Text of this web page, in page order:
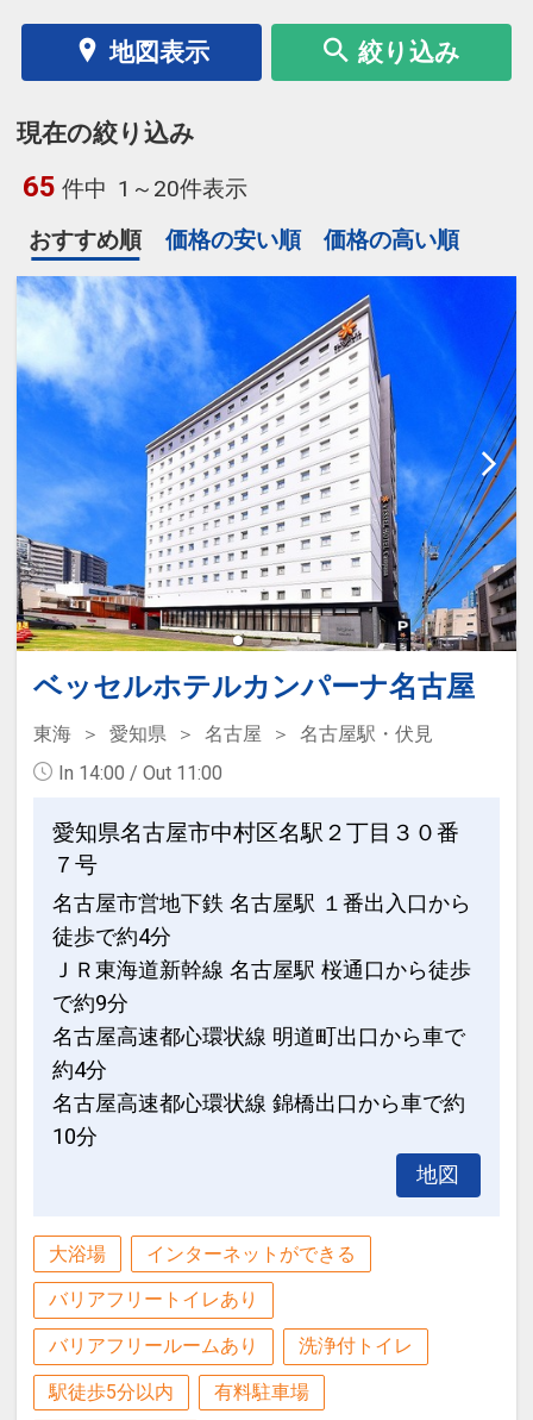
地図表示 絞り込み
現在の絞り込み
65 件中 1～20件表示
おすすめ順
価格の安い順 価格の高い順
ベッセルホテルカンパーナ名古屋
東海 愛知県 名古屋
名古屋駅・伏見
In 14:00 / Out 11:00
愛知県名古屋市中村区名駅２丁目３０番
７号
名古屋市営地下鉄 名古屋駅 １番出入口から
徒歩で約4分
ＪＲ東海道新幹線 名古屋駅 桜通口から徒歩
で約9分
名古屋高速都心環状線 明道町出口から車で
約4分
名古屋高速都心環状線 錦橋出口から車で約
10分
地図
大浴場 インターネットができる
バリアフリートイレあり
バリアフリールームあり 洗浄付トイレ
駅徒歩5分以内 有料駐車場